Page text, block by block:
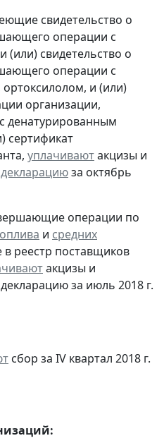
свидетельство о
операции с
свидетельство о
операции с
и (или)
организации,
денатурированным
сертификат
уплачиваютакцизы и
декларациюза октябрь
операции по
и средних
реестр поставщиков
акцизы и
за июль 2018 г.
сбор за IV квартал 2018 г.